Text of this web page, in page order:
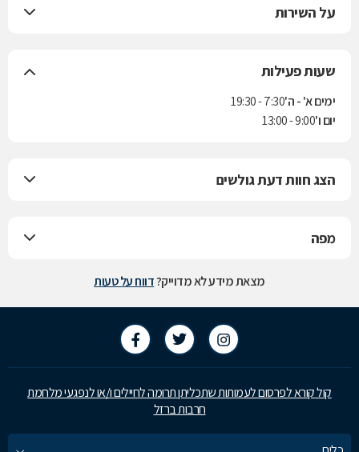
על השירות
שעות פעילות
ימים א' - ה'7:30 - 19:30
יום ו'9:00 - 13:00
הצג חוות דעת גולשים
מפה
מצאת מידע לא מדוייק?דווח על טעות
קול קורא לפרסום לעמותות שתכליתן תרומה לחיילים ו/או לנפגעי מלחמת
חרבות ברזל